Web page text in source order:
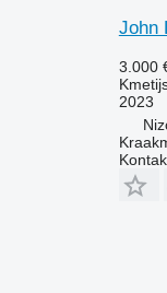
John
3.000
2023